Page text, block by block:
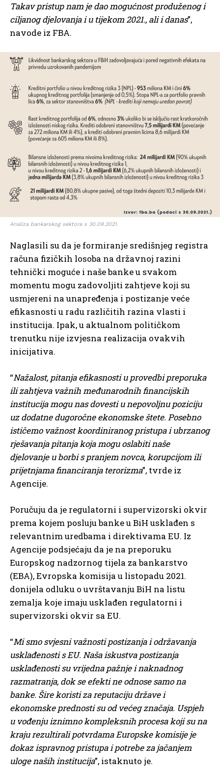
Takav pristup nam je dao mogućnost produženog i
ciljanog djelovanja i u tijekom 2021., ali i danas”,
navode iz FBA.
Analiza bankarskog sektora s 30.09.2021.
Naglasili su da je formiranje središnjeg registra
računa fizičkih losoba na državnoj razini
tehnički moguće i naše banke u svakom
momentu mogu zadovoljiti zahtjeve koji su
usmjereni na unapređenja i postizanje veće
efikasnosti u radu različitih razina vlasti i
institucija. Ipak, u aktualnom političkom
trenutku nije izvjesna realizacija ovakvih
inicijativa.
“Nažalost, pitanja efikasnosti u provedbi preporuka
ili zahtjeva važnih međunarodnih financijskih
institucija mogu nas dovesti u nepovoljnu poziciju
uz dodatne dugoročne ekonomske štete. Posebno
ističemo važnost koordiniranog pristupa i ubrzanog
rješavanja pitanja koja mogu oslabiti naše
djelovanje u borbi s pranjem novca, korupcijom ili
prijetnjama financiranja terorizma”, tvrde iz
Agencije.
Poručuju da je regulatorni i supervizorski okvir
prema kojem posluju banke u BiH usklađen s
relevantnim uredbama i direktivama EU. Iz
Agencije podsjećaju da je na preporuku
Europskog nadzornog tijela za bankarstvo
(EBA), Evropska komisija u listopadu 2021.
donijela odluku o uvrštavanju BiH na listu
zemalja koje imaju usklađen regulatorni i
supervizorski okvir sa EU.
“Mi smo svjesni važnosti postizanja i održavanja
usklađenosti s EU. Naša iskustva postizanja
usklađenosti su vrijedna pažnje i naknadnog
razmatranja, dok se efekti ne odnose samo na
banke. Šire koristi za reputaciju države i
ekonomske prednosti su od većeg značaja. Uspjeh
u vođenju iznimno kompleksnih procesa koji su na
kraju rezultirali potvrdama Europske komisije je
dokaz ispravnog pristupa i potrebe za jačanjem
uloge naših institucija”, istaknuto je.